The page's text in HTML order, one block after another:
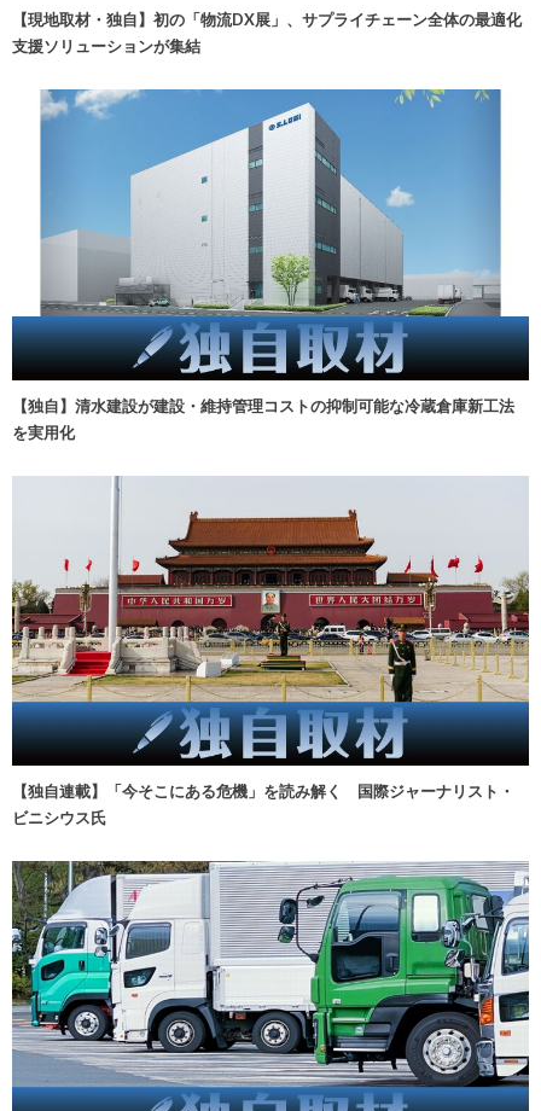
【現地取材・独自】初の「物流DX展」、サプライチェーン全体の最適化
支援ソリューションが集結
【独自】清水建設が建設・維持管理コストの抑制可能な冷蔵倉庫新工法
を実用化
【独自連載】「今そこにある危機」を読み解く 国際ジャーナリスト・
ビニシウス氏